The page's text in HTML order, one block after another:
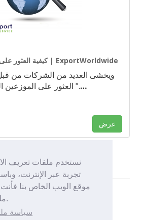
نستخدم ملفات تعريف
تجربة عبر الإنترنت،
موقع الويب الخاص بنا
ملفات تعريف الارتباط.
سياسة
كيفية العثور على الموزعين الدوليين | ExportWorldwide
ويخشى العديد من الشركات من
العثور على الموزعين الدوليين ".…
عرض